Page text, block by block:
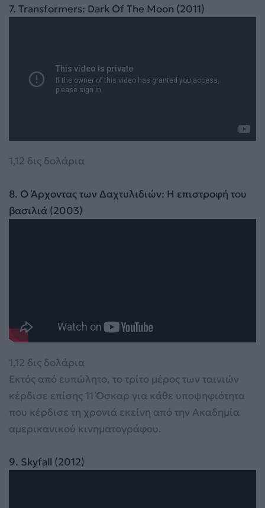
7. Transformers: Dark Of The Moon (2011)
1,12 δις δολάρια
8. Ο Άρχοντας των Δαχτυλιδιών: Η επιστροφή του
βασιλιά (2003)
1,12 δις δολάρια
Εκτός από ευπώλητο, το τρίτο μέρος των ταινιών
κέρδισε επίσης 11 Όσκαρ για κάθε υποψηφιότητα
που κέρδισε τη χρονιά εκείνη από την Ακαδημία
αμερικανικού κινηματογράφου.
9. Skyfall (2012)